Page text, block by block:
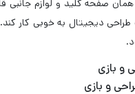
و بازی